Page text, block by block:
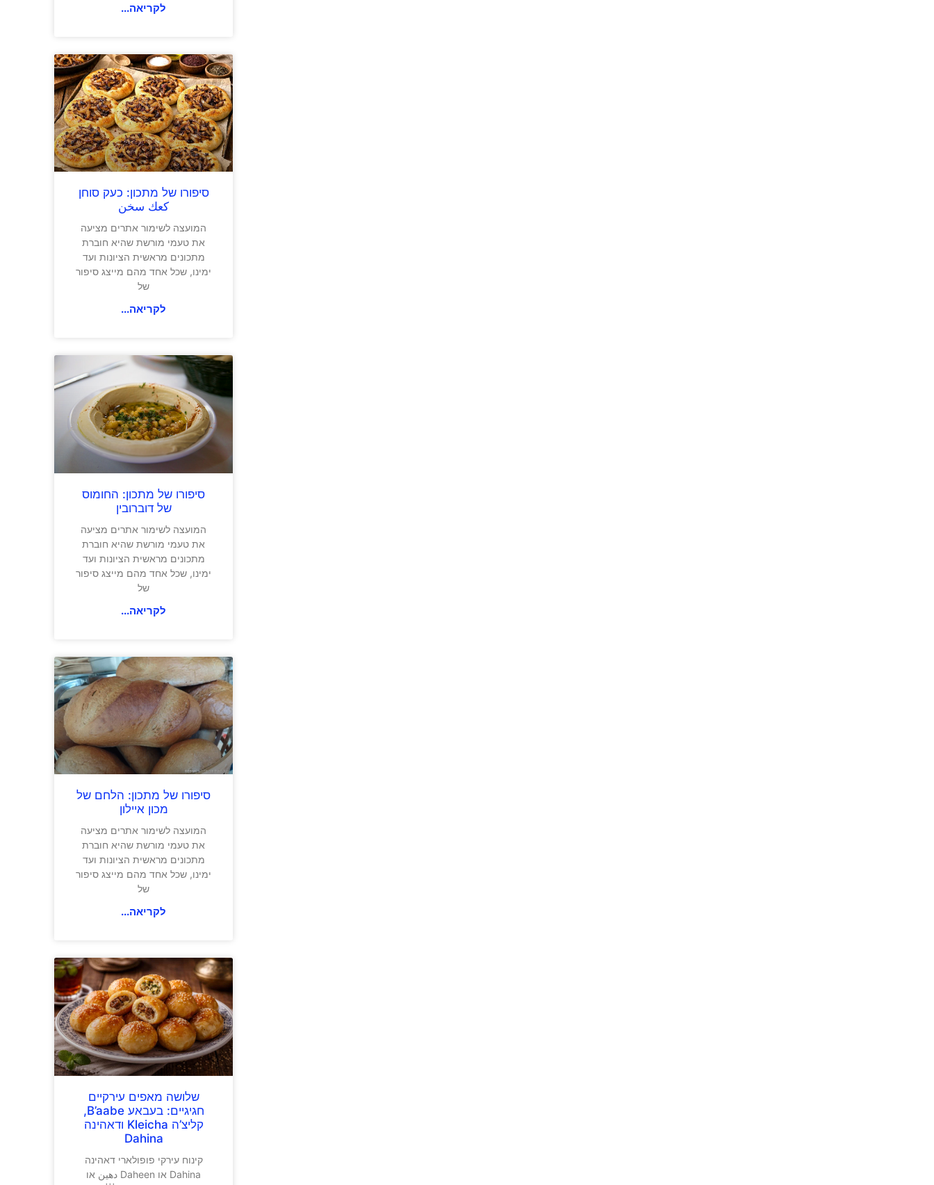
לקריאה...
סיפורו של מתכון: כעק סוחן
كعك سخن
המועצה לשימור אתרים מציעה
את טעמי מורשת שהיא חוברת
מתכונים מראשית הציונות ועד
ימינו, שכל אחד מהם מייצג סיפור
של
לקריאה...
סיפורו של מתכון: החומוס
של דוברובין
המועצה לשימור אתרים מציעה
את טעמי מורשת שהיא חוברת
מתכונים מראשית הציונות ועד
ימינו, שכל אחד מהם מייצג סיפור
של
לקריאה...
סיפורו של מתכון: הלחם של
מכון איילון
המועצה לשימור אתרים מציעה
את טעמי מורשת שהיא חוברת
מתכונים מראשית הציונות ועד
ימינו, שכל אחד מהם מייצג סיפור
של
לקריאה...
שלושה מאפים עירקיים
חגיגיים: בעבאע B’aabe,
קליצ’ה Kleicha ודאהינה
Dahina
קינוח עירקי פופולארי דאהינה
Dahina או Daheen دهين או